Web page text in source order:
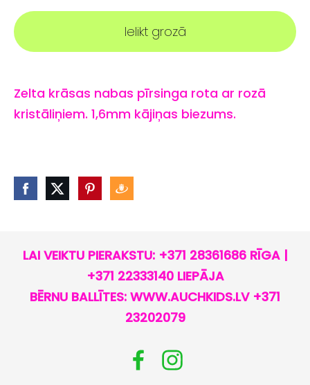
Ielikt grozā
Zelta krāsas nabas pīrsinga rota ar rozā
kristāliņiem. 1,6mm kājiņas biezums.
LAI VEIKTU PIERAKSTU: +371 28361686 RĪGA |
+371 22333140 LIEPĀJA
BĒRNU BALLĪTES: WWW.AUCHKIDS.LV +371
23202079